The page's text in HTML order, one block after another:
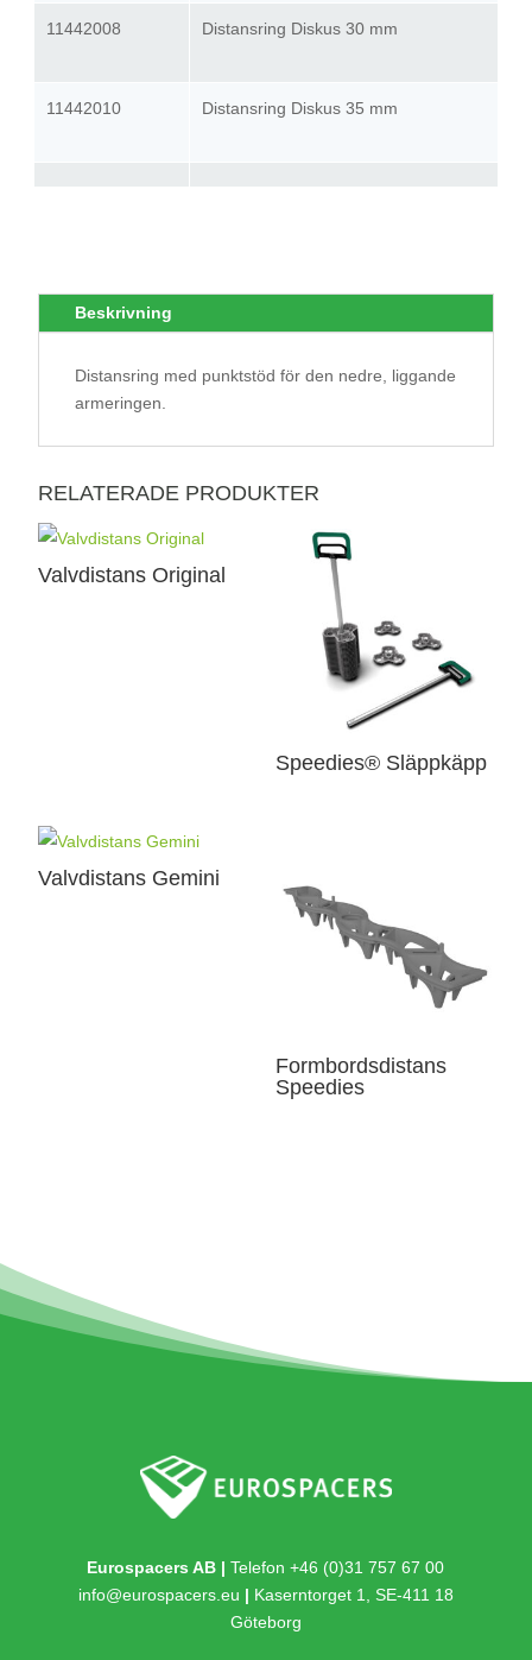
11442008 Distansring Diskus 30 mm
11442010 Distansring Diskus 35 mm
Beskrivning
Distansring med punktstöd för den nedre, liggande
armeringen.
RELATERADE PRODUKTER
Valvdistans Original
Speedies® Släppkäpp
Valvdistans Gemini
Formbordsdistans
Speedies
Eurospacers AB | Telefon +46 (0)31 757 67 00
info@eurospacers.eu | Kaserntorget 1, SE-411 18
Göteborg